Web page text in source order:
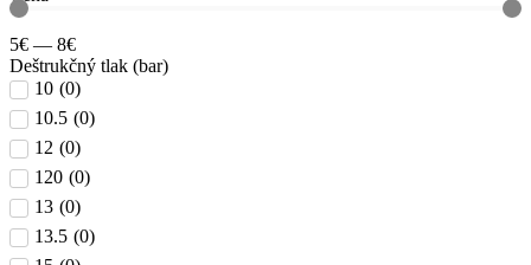
5€ — 8€
Deštrukčný tlak (bar)
10 (0)
10.5 (0)
12 (0)
120 (0)
13 (0)
13.5 (0)